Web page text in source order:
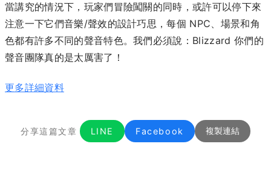
當講究的情況下，玩家們冒險闖關的同時，或許可以停下來
注意一下它們音樂/聲效的設計巧思，每個 NPC、場景和角
色都有許多不同的聲音特色。我們必須說：Blizzard 你們的
聲音團隊真的是太厲害了！
更多詳細資料
分享這篇文章 LINE Facebook 複製連結